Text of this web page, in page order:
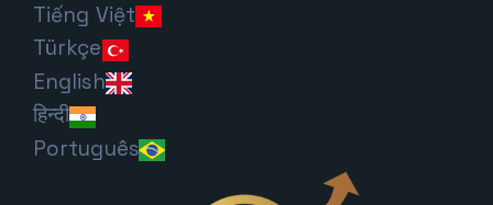
Tiếng Việt
Türkçe
English
हिन्दी
Português